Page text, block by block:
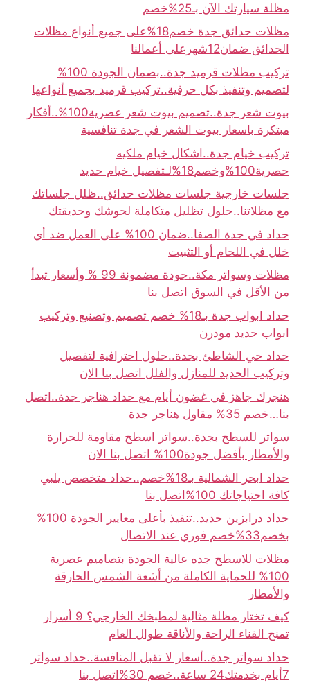
مظلة سيارتك الآن بـ25%خصم
مظلات حدائق جدة خصم18%على جميع أنواع مظلات
الحدائق ضمان12شهرعلى أعمالنا
تركيب مظلات قرميد جدة..بضمان الجودة 100%
لتصميم وتنفيذ بكل حرفية..تركيب قرميد بجميع أنواعها
بيوت شعر جدة..تصميم بيوت شعر عصرية100%..أفكار
مبتكرة باسعار بيوت الشعر في جدة تنافسية
تركيب خيام جدة..اشكال خيام ملكيه
حصرية100%وخصم18%لـتفصيل خيام حديد
جلسات خارجية جلسات مظلات حدائق..ظلل جلساتك
مع مظلاتنا..حلول تظليل متكاملة لحوشك وحديقتك
حداد في جدة الصفا..ضمان 100% على العمل ضد أي
خلل في اللحام أو التثبيت
مظلات وسواتر مكة..جودة مضمونة 99 % وأسعار تبدأ
من الأقل في السوق اتصل بنا
حداد ابواب جدة بـ18% خصم تصميم وتصنيع وتركيب
ابواب حديد مودرن
حداد حي الشاطئ بجدة..حلول احترافية لتفصيل
وتركيب الحديد للمنازل والفلل اتصل بنا الان
هنجرك جاهز في غضون أيام مع حداد هناجر جدة..اتصل
بنا…خصم 35% مقاول هناجر جدة
سواتر للسطح بجدة..سواتر اسطح مقاومة للحرارة
والأمطار بأفضل جودة100% اتصل بنا الان
حداد ابحر الشمالية بـ18%خصم..حداد متخصص يلبي
كافة احتياجاتك 100%اتصل بنا
حداد درابزين حديد..تنفيذ بأعلى معايير الجودة 100%
بخصم33%خصم فوري عند الاتصال
مظلات للاسطح جده عالية الجودة بتصاميم عصرية
100% للحماية الكاملة من أشعة الشمس الحارقة
والأمطار
كيف تختار مظلة مثالية لمطبخك الخارجي؟ 9 أسرار
تمنح الفناء الراحة والأناقة طوال العام
حداد سواتر جدة..أسعار لا تقبل المنافسة..حداد سواتر
7أيام بخدمتك24 ساعة..خصم 30%اتصل بنا